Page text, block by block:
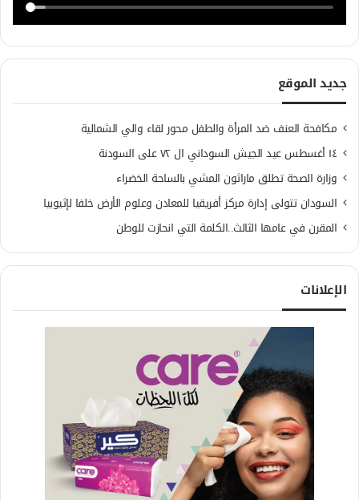
جديد الموقع
مكافحة العنف ضد المرأة والطفل محور لقاء والي الشمالية
١٤ أغسطس عيد الجيش السوداني ال ٧٢ على السودنة
وزارة الصحة تطلق ماراثون المشي بالساحة الخضراء
السودان تتولى إدارة مركز أفريقيا للمعادن وعلوم الأرض خلفا لإثيوبيا
المقرن في عامها الثالث..الكلمة التي انحازت للوطن
الإعلانات